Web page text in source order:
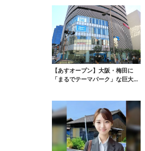
【あすオープン】大阪・梅田に
「まるでテーマパーク」な巨大ス